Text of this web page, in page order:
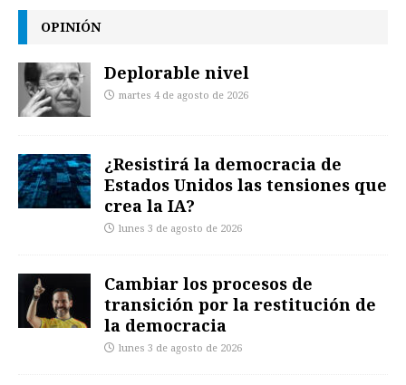
OPINIÓN
Deplorable nivel
martes 4 de agosto de 2026
¿Resistirá la democracia de
Estados Unidos las tensiones que
crea la IA?
lunes 3 de agosto de 2026
Cambiar los procesos de
transición por la restitución de
la democracia
lunes 3 de agosto de 2026